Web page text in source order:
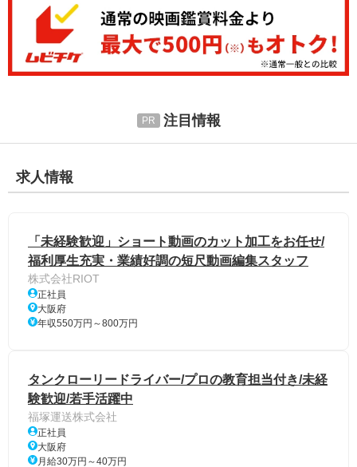
注目情報
求人情報
「未経験歓迎」ショート動画のカット加工をお任せ/
福利厚生充実・業績好調の短尺動画編集スタッフ
株式会社RIOT
正社員
大阪府
年収550万円～800万円
タンクローリードライバー/プロの教育担当付き/未経
験歓迎/若手活躍中
福塚運送株式会社
正社員
大阪府
月給30万円～40万円